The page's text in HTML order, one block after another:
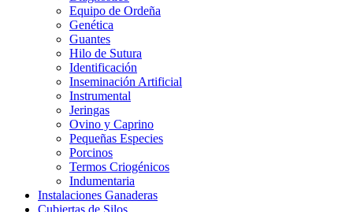
Equipo de Ordeña
Genética
Guantes
Hilo de Sutura
Identificación
Inseminación Artificial
Instrumental
Jeringas
Ovino y Caprino
Pequeñas Especies
Porcinos
Termos Criogénicos
Indumentaria
Instalaciones Ganaderas
Cubiertas de Silos